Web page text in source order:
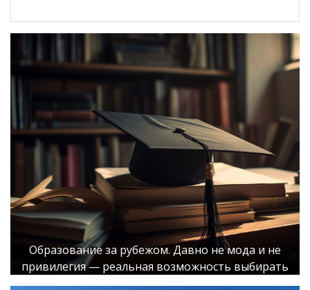
Образование за рубежом. Давно не мода и не
привилегия — реальная возможность выбирать